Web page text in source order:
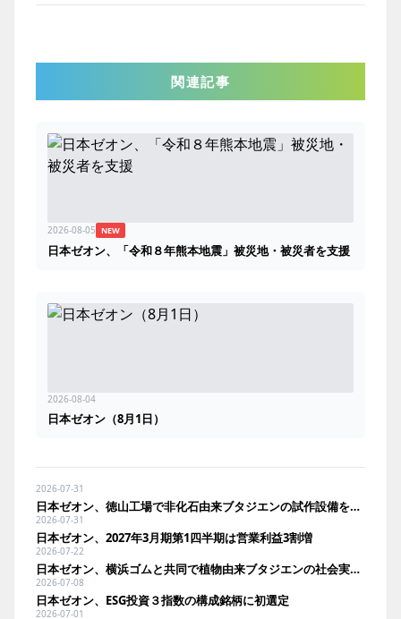
関連記事
2026-08-05 NEW
日本ゼオン、「令和８年熊本地震」被災地・被災者を支援
2026-08-04
日本ゼオン（8月1日）
2026-07-31
日本ゼオン、徳山工場で非化石由来ブタジエンの試作設備を竣工
2026-07-31
日本ゼオン、2027年3月期第1四半期は営業利益3割増
2026-07-22
日本ゼオン、横浜ゴムと共同で植物由来ブタジエンの社会実装へ。ベンチ設備建設で実証加速
2026-07-08
日本ゼオン、ESG投資３指数の構成銘柄に初選定
2026-07-01